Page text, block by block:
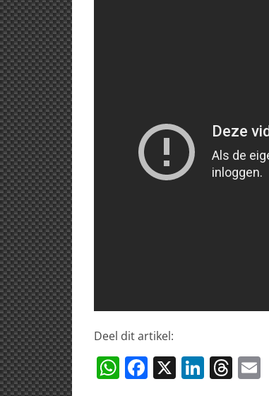
Deel dit artikel:
W F X Li T